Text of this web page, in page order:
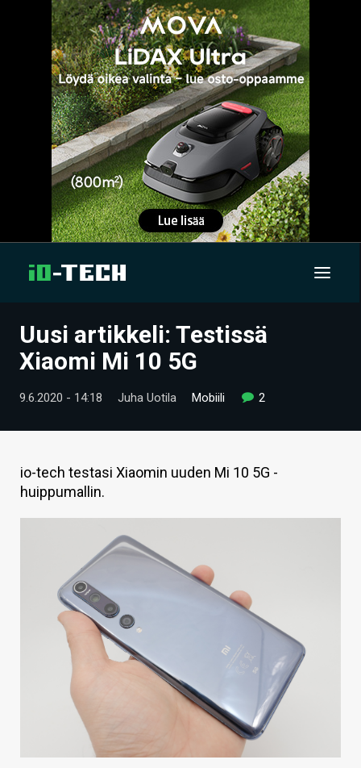
UUTISET
TIETOA
HINTA.FI
VAIHDA TEEMA
Uusi artikkeli: Testissä
Xiaomi Mi 10 5G
9.6.2020 - 14:18 Juha Uotila Mobiili 2
io-tech testasi Xiaomin uuden Mi 10 5G -
huippumallin.